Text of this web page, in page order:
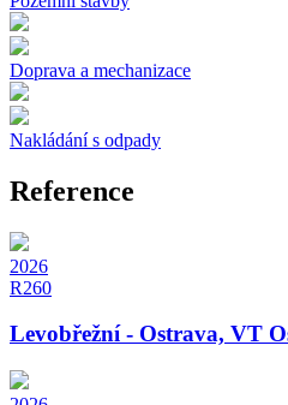
Doprava a mechanizace
Nakládání s odpady
Reference
2026
R260
Levobřežní - Ostrava, VT